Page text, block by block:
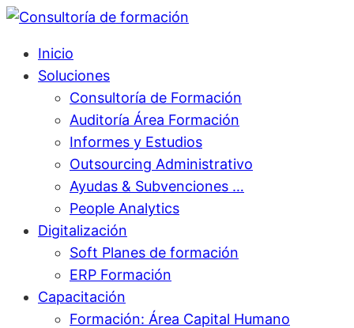
Inicio
Soluciones
Consultoría de Formación
Auditoría Área Formación
Informes y Estudios
Outsourcing Administrativo
Ayudas & Subvenciones …
People Analytics
Digitalización
Soft Planes de formación
ERP Formación
Capacitación
Formación: Área Capital Humano